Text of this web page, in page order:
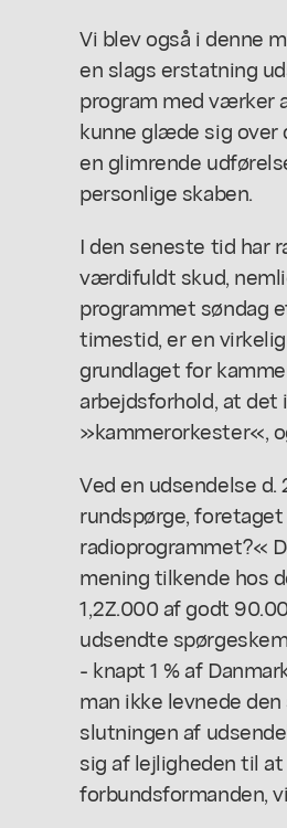
Vi blev også i denne
en slags erstatning
program med værker
kunne glæde sig over
en glimrende
personlige skaben.
I den seneste tid har
værdifuldt skud,
programmet søndag
timestid, er en
grundlaget for
arbejdsforhold, at
»kammerorkester«,
Ved en udsendelse
rundspørge,
radioprogrammet?«
mening tilkende hos
1,2Z.000 af godt
udsendte
- knapt 1 % af
man ikke levnede
slutningen af
sig af lejligheden til
forbundsformanden,